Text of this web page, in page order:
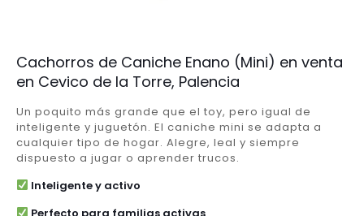
Cachorros de Caniche Enano (Mini) en venta
en Cevico de la Torre, Palencia
Un poquito más grande que el toy, pero igual de
inteligente y juguetón. El caniche mini se adapta a
cualquier tipo de hogar. Alegre, leal y siempre
dispuesto a jugar o aprender trucos.
Inteligente y activo
Perfecto para familias activas